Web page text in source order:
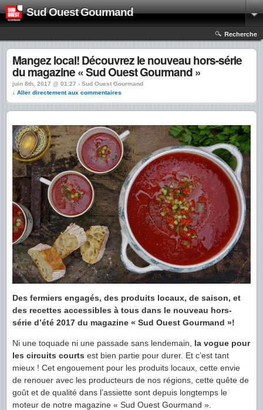
Sud Ouest Gourmand
Recherche
Mangez local! Découvrez le nouveau hors-série
du magazine « Sud Ouest Gourmand »
juin 8th, 2017 @ 01:27 › Sud Ouest Gourmand
↓ Aller directement aux commentaires
Des fermiers engagés, des produits locaux, de saison, et
des recettes accessibles à tous dans le nouveau hors-
série d’été 2017 du magazine « Sud Ouest Gourmand »!
Ni une toquade ni une passade sans lendemain, la vogue pour
les circuits courts est bien partie pour durer. Et c’est tant
mieux ! Cet engouement pour les produits locaux, cette envie
de renouer avec les producteurs de nos régions, cette quête de
goût et de qualité dans l’assiette sont depuis longtemps le
moteur de notre magazine « Sud Ouest Gourmand ».